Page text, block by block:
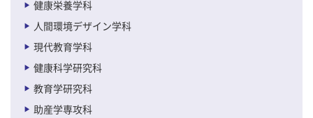
健康栄養学科
人間環境デザイン学科
現代教育学科
健康科学研究科
教育学研究科
助産学専攻科